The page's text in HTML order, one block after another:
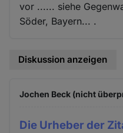
vor ...... siehe
Söder, Bayern... .
Diskussion anzeigen
Jochen Beck (nicht
Die Urheber der